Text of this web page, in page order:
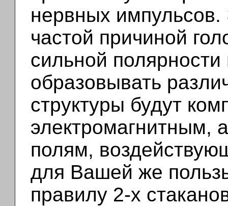
нервных импульсов.
частой причиной
сильной
образовывать
структуры будут
электромагнитным,
полям,
для Вашей же
правилу 2-х